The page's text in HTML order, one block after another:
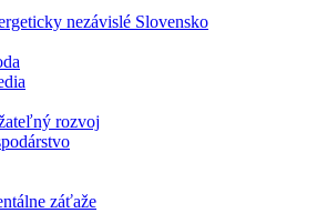
nezávislé Slovensko
rozvoj
záťaže